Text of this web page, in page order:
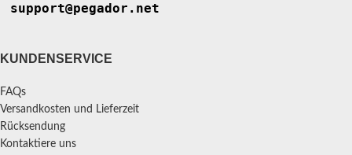
support@pegador.net
KUNDENSERVICE
FAQs
Versandkosten und Lieferzeit
Rücksendung
Kontaktiere uns